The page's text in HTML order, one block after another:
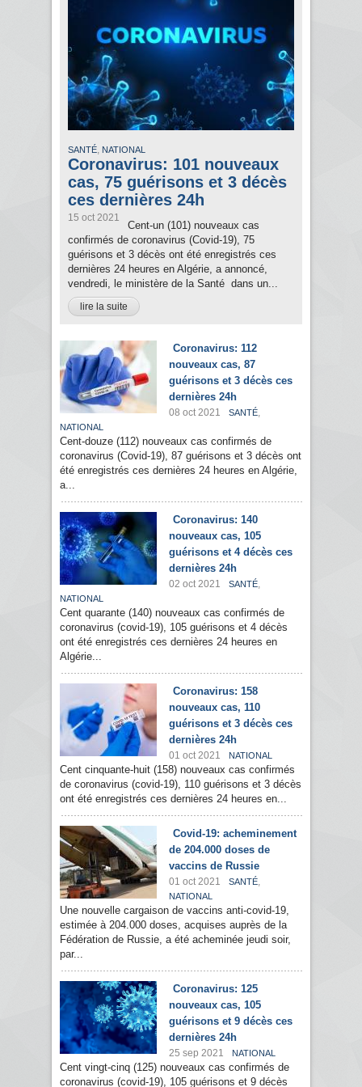
SANTÉ, NATIONAL
Coronavirus: 101 nouveaux
cas, 75 guérisons et 3 décès
ces dernières 24h
15 oct 2021
Cent-un (101) nouveaux cas
confirmés de coronavirus (Covid-19), 75
guérisons et 3 décès ont été enregistrés ces
dernières 24 heures en Algérie, a annoncé,
vendredi, le ministère de la Santé dans un...
lire la suite
Coronavirus: 112
nouveaux cas, 87
guérisons et 3 décès ces
dernières 24h
08 oct 2021 SANTÉ,
NATIONAL
Cent-douze (112) nouveaux cas confirmés de
coronavirus (Covid-19), 87 guérisons et 3 décès ont
été enregistrés ces dernières 24 heures en Algérie,
a...
Coronavirus: 140
nouveaux cas, 105
guérisons et 4 décès ces
dernières 24h
02 oct 2021 SANTÉ,
NATIONAL
Cent quarante (140) nouveaux cas confirmés de
coronavirus (covid-19), 105 guérisons et 4 décès
ont été enregistrés ces dernières 24 heures en
Algérie...
Coronavirus: 158
nouveaux cas, 110
guérisons et 3 décès ces
dernières 24h
01 oct 2021 NATIONAL
Cent cinquante-huit (158) nouveaux cas confirmés
de coronavirus (covid-19), 110 guérisons et 3 décès
ont été enregistrés ces dernières 24 heures en...
Covid-19: acheminement
de 204.000 doses de
vaccins de Russie
01 oct 2021 SANTÉ,
NATIONAL
Une nouvelle cargaison de vaccins anti-covid-19,
estimée à 204.000 doses, acquises auprès de la
Fédération de Russie, a été acheminée jeudi soir,
par...
Coronavirus: 125
nouveaux cas, 105
guérisons et 9 décès ces
dernières 24h
25 sep 2021 NATIONAL
Cent vingt-cinq (125) nouveaux cas confirmés de
coronavirus (covid-19), 105 guérisons et 9 décès